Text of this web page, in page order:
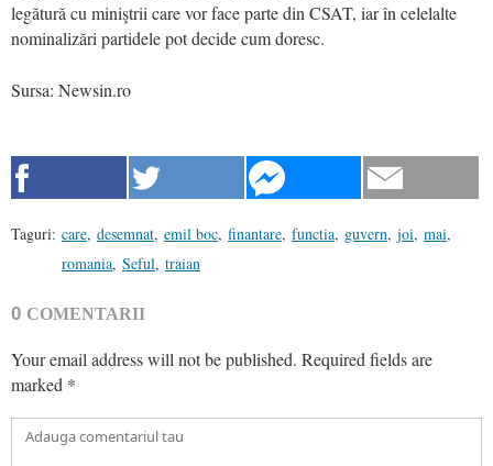
legătură cu miniştrii care vor face parte din CSAT, iar în celelalte
nominalizări partidele pot decide cum doresc.
Sursa: Newsin.ro
Taguri: care, desemnat, emil boc, finantare, functia, guvern, joi, mai,
romania, Seful, traian
0 COMENTARII
Your email address will not be published. Required fields are
marked *